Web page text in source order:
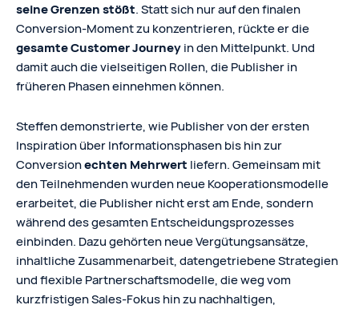
seine Grenzen stößt. Statt sich nur auf den finalen
Conversion-Moment zu konzentrieren, rückte er die
gesamte Customer Journeyin den Mittelpunkt. Und
damit auch die vielseitigen Rollen, die Publisher in
früheren Phasen einnehmen können.
Steffen demonstrierte, wie Publisher von der ersten
Inspiration über Informationsphasen bis hin zur
Conversionechten Mehrwert liefern. Gemeinsam mit
den Teilnehmenden wurden neue Kooperationsmodelle
erarbeitet, die Publisher nicht erst am Ende, sondern
während des gesamten Entscheidungsprozesses
einbinden. Dazu gehörten neue Vergütungsansätze,
inhaltliche Zusammenarbeit, datengetriebene Strategien
und flexible Partnerschaftsmodelle, die weg vom
kurzfristigen Sales-Fokus hin zu nachhaltigen,